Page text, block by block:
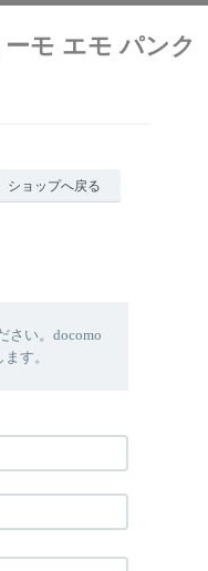
モ エモ パンク
ショップへ戻る
さい。docomo
す。